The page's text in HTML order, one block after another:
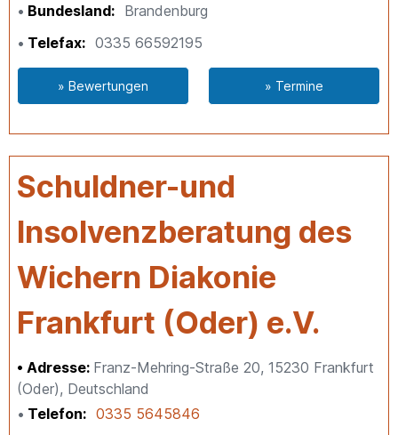
Bundesland
Brandenburg
Telefax
0335 66592195
» Bewertungen » Termine
Schuldner-und
Insolvenzberatung des
Wichern Diakonie
Frankfurt (Oder) e.V.
Adresse: Franz-Mehring-Straße 20, 15230 Frankfurt
(Oder), Deutschland
Telefon
0335 5645846